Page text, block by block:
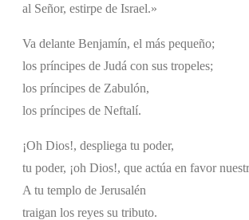
al Señor, estirpe de Israel.»
Va delante Benjamín, el más pequeño;
los príncipes de Judá con sus tropeles;
los príncipes de Zabulón,
los príncipes de Neftalí.
¡Oh Dios!, despliega tu poder,
tu poder, ¡oh Dios!, que actúa en favor
A tu templo de Jerusalén
traigan los reyes su tributo.